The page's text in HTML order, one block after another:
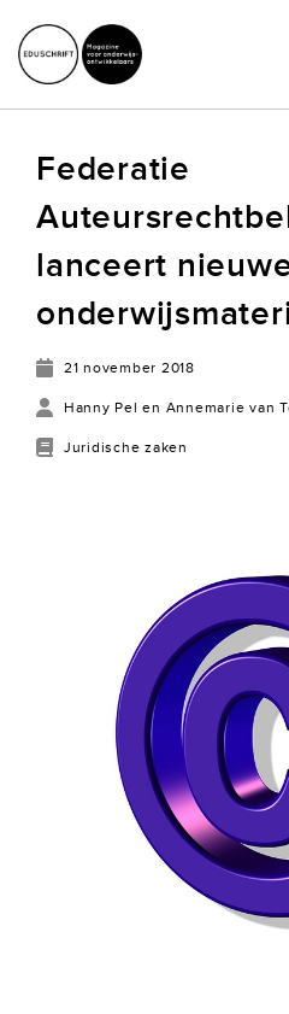
ACTUEEL
ACHTERGRONDEN
JURIDISCHE ZAKEN
OVER ONS
Federatie
lanceert
21 november 2018
Hanny Pel en Annemarie van
Juridische zaken